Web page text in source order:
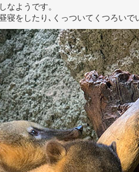
なようです。
寝をしたり､くっついてくつろいで